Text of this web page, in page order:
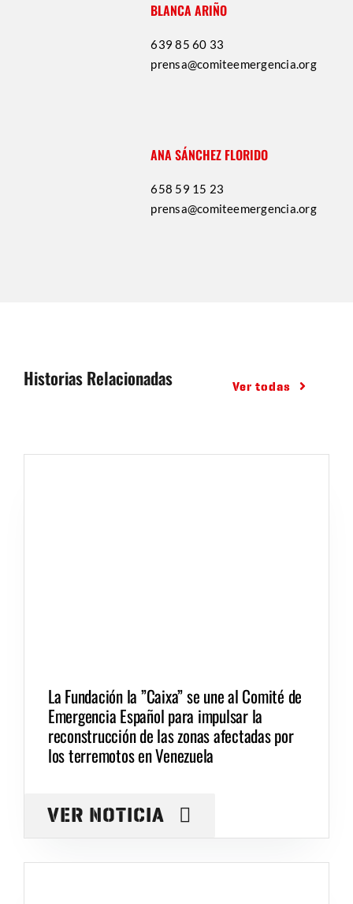
BLANCA ARIÑO
639 85 60 33
prensa@comiteemergencia.org
ANA SÁNCHEZ FLORIDO
658 59 15 23
prensa@comiteemergencia.org
Historias Relacionadas Ver todas
La Fundación la ”Caixa” se une al Comité de
Emergencia Español para impulsar la
reconstrucción de las zonas afectadas por
los terremotos en Venezuela
VER NOTICIA